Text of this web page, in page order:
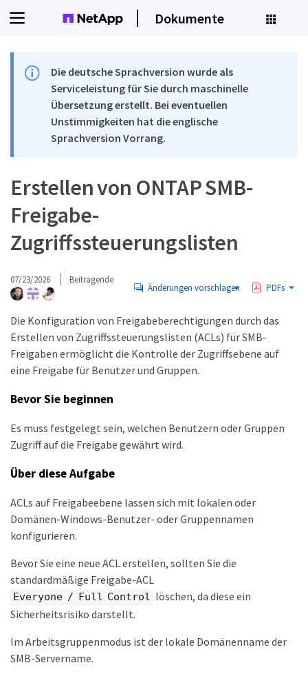
Dokumente
Die deutsche Sprachversion wurde als
Serviceleistung für Sie durch maschinelle
Übersetzung erstellt. Bei eventuellen
Unstimmigkeiten hat die englische
Sprachversion Vorrang.
Erstellen von ONTAP SMB-
Freigabe-
Zugriffssteuerungslisten
07/23/2026 Beitragende
Änderungen vorschlagen PDFs
Die Konfiguration von Freigabeberechtigungen durch das
Erstellen von Zugriffssteuerungslisten (ACLs) für SMB-
Freigaben ermöglicht die Kontrolle der Zugriffsebene auf
eine Freigabe für Benutzer und Gruppen.
Bevor Sie beginnen
Es muss festgelegt sein, welchen Benutzern oder Gruppen
Zugriff auf die Freigabe gewährt wird.
Über diese Aufgabe
ACLs auf Freigabeebene lassen sich mit lokalen oder
Domänen-Windows-Benutzer- oder Gruppennamen
konfigurieren.
Bevor Sie eine neue ACL erstellen, sollten Sie die
standardmäßige Freigabe-ACL
Everyone / Full Control löschen, da diese ein
Sicherheitsrisiko darstellt.
Im Arbeitsgruppenmodus ist der lokale Domänenname der
SMB-Servername.